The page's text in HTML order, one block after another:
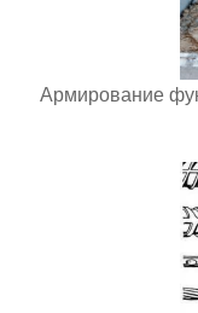
Армирование